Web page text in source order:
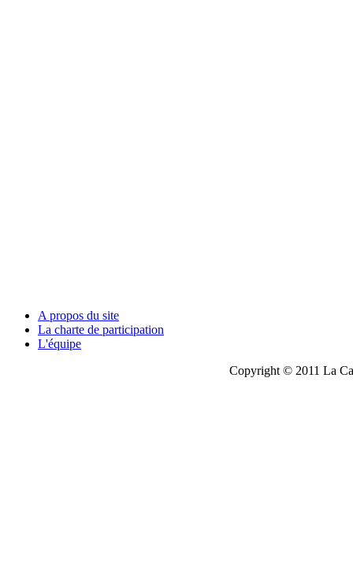
A propos du site
La charte de participation
L'équipe
Copyright © 2011 La